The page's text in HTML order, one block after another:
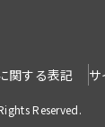
関する表記
Reserved.